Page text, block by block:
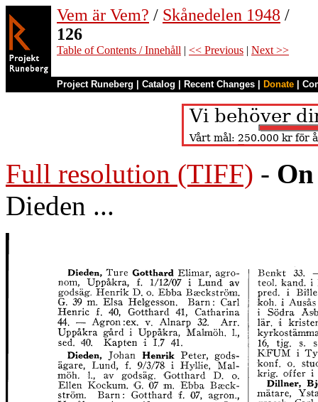
Vem är Vem? / Skånedelen 1948 /
126
Table of Contents / Innehåll | << Previous | Next >>
Project Runeberg Catalog Recent Changes Donate
Full resolution (TIFF) -
Dieden ...